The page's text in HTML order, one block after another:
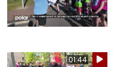
01:44